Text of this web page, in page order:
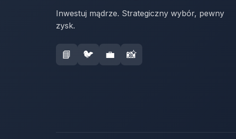
Inwestuj mądrze. Strategiczny wybór, pewny
zysk.
📘 🐦 💼 📸